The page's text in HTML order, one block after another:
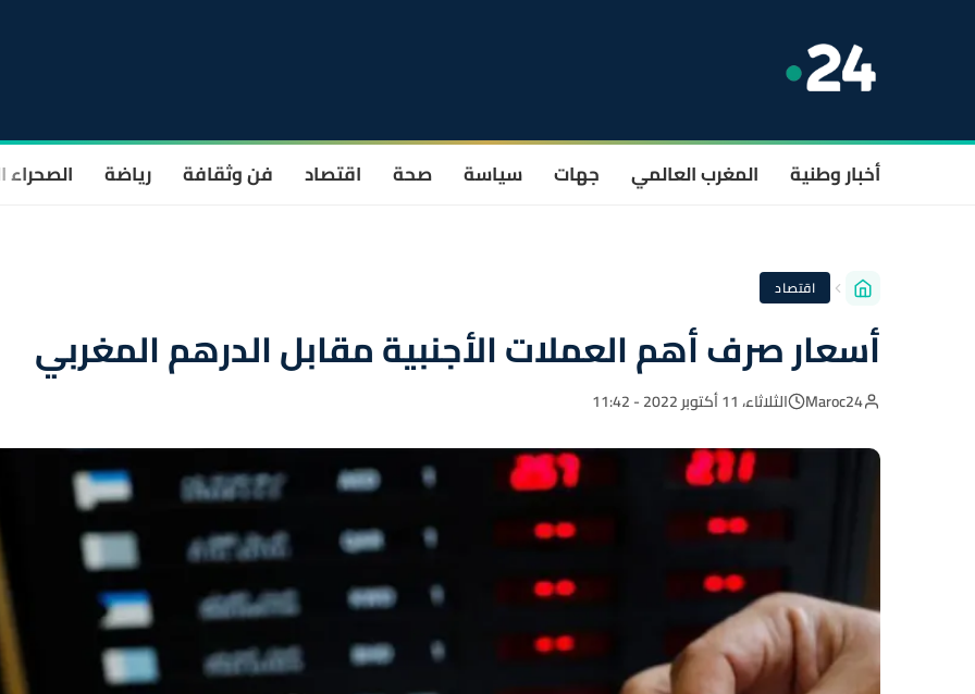
أخبار وطنية المغرب العالمي جهات سياسة صحة اقتصاد فن وثقافة رياضة الصحراء
اقتصاد
أسعار صرف أهم العملات الأجنبية مقابل الدرهم المغربي
Maroc24 الثلاثاء، 11 أكتوبر 2022 - 11:42